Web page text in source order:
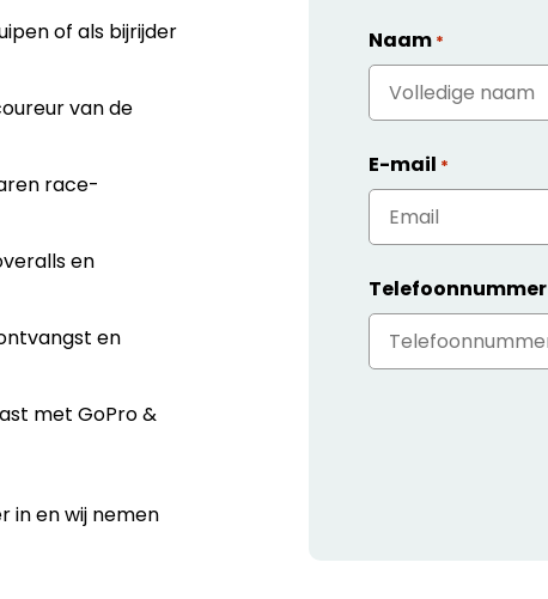
of als bijrijder
van de
race-
en
en
met GoPro &
in en wij nemen
Naam *
E-mail *
Telefoonnummer